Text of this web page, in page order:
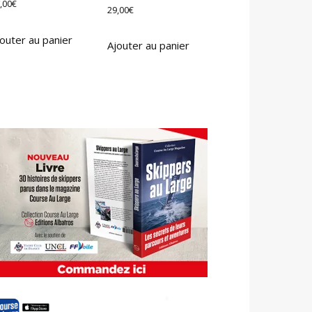
€
au panier
29,00€
Ajouter au panier